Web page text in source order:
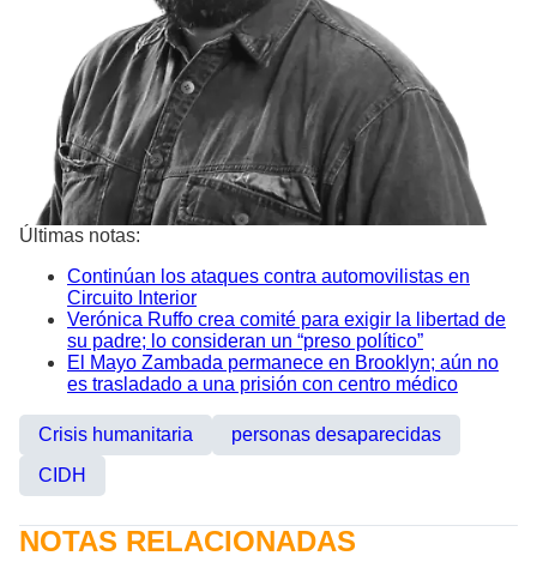
Últimas notas:
Continúan los ataques contra automovilistas en
Circuito Interior
Verónica Ruffo crea comité para exigir la libertad de
su padre; lo consideran un “preso político”
El Mayo Zambada permanece en Brooklyn; aún no
es trasladado a una prisión con centro médico
Crisis humanitaria
personas desaparecidas
CIDH
NOTAS RELACIONADAS